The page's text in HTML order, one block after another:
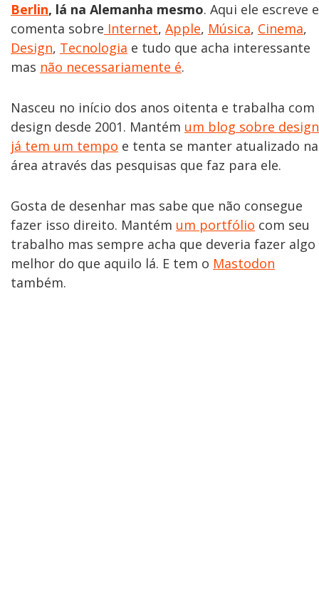
Berlin, lá na Alemanha mesmo. Aqui ele escreve e
comenta sobre Internet, Apple, Música, Cinema,
Design, Tecnologia e tudo que acha interessante
mas não necessariamente é.
Nasceu no início dos anos oitenta e trabalha com
design desde 2001. Mantém um blog sobre design
já tem um tempo e tenta se manter atualizado na
área através das pesquisas que faz para ele.
Gosta de desenhar mas sabe que não consegue
fazer isso direito. Mantém um portfólio com seu
trabalho mas sempre acha que deveria fazer algo
melhor do que aquilo lá. E tem o Mastodon
também.